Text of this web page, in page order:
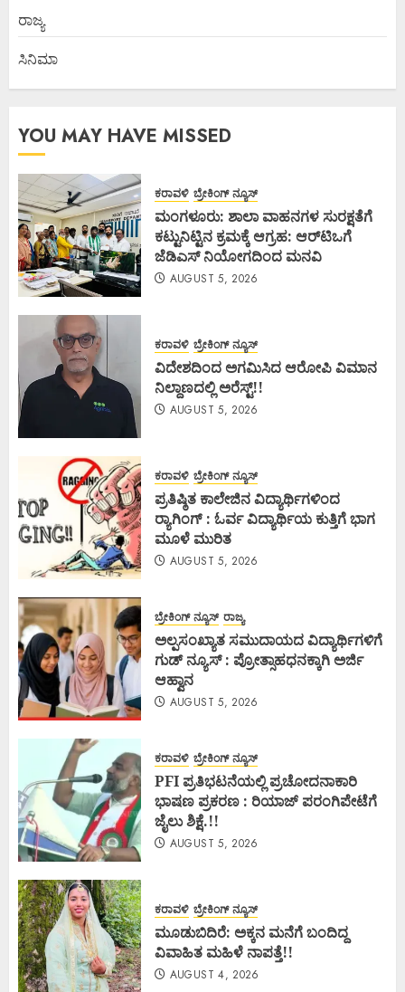
ರಾಜ್ಯ
ಸಿನಿಮಾ
YOU MAY HAVE MISSED
ಕರಾವಳಿ ಬ್ರೇಕಿಂಗ್ ನ್ಯೂಸ್
ಮಂಗಳೂರು: ಶಾಲಾ ವಾಹನಗಳ ಸುರಕ್ಷತೆಗೆ
ಕಟ್ಟುನಿಟ್ಟಿನ ಕ್ರಮಕ್ಕೆ ಆಗ್ರಹ: ಆರ್‌ಟಿಒಗೆ
ಜೆಡಿಎಸ್ ನಿಯೋಗದಿಂದ ಮನವಿ
AUGUST 5, 2026
ಕರಾವಳಿ ಬ್ರೇಕಿಂಗ್ ನ್ಯೂಸ್
ವಿದೇಶದಿಂದ ಅಗಮಿಸಿದ ಆರೋಪಿ ವಿಮಾನ
ನಿಲ್ದಾಣದಲ್ಲಿ ಅರೆಸ್ಟ್‌!!
AUGUST 5, 2026
ಕರಾವಳಿ ಬ್ರೇಕಿಂಗ್ ನ್ಯೂಸ್
ಪ್ರತಿಷ್ಠಿತ ಕಾಲೇಜಿನ ವಿದ್ಯಾರ್ಥಿಗಳಿಂದ
ರ‍್ಯಾಗಿಂಗ್ : ಓರ್ವ ವಿದ್ಯಾರ್ಥಿಯ ಕುತ್ತಿಗೆ ಭಾಗ
ಮೂಳೆ ಮುರಿತ
AUGUST 5, 2026
ಬ್ರೇಕಿಂಗ್ ನ್ಯೂಸ್ ರಾಜ್ಯ
ಅಲ್ಪಸಂಖ್ಯಾತ ಸಮುದಾಯದ ವಿದ್ಯಾರ್ಥಿಗಳಿಗೆ
ಗುಡ್ ನ್ಯೂಸ್ : ಪ್ರೋತ್ಸಾಹಧನಕ್ಕಾಗಿ ಅರ್ಜಿ
ಆಹ್ವಾನ
AUGUST 5, 2026
ಕರಾವಳಿ ಬ್ರೇಕಿಂಗ್ ನ್ಯೂಸ್
PFI ಪ್ರತಿಭಟನೆಯಲ್ಲಿ ಪ್ರಚೋದನಾಕಾರಿ
ಭಾಷಣ ಪ್ರಕರಣ : ರಿಯಾಜ್ ಪರಂಗಿಪೇಟೆಗೆ
ಜೈಲು ಶಿಕ್ಷೆ.!!
AUGUST 5, 2026
ಕರಾವಳಿ ಬ್ರೇಕಿಂಗ್ ನ್ಯೂಸ್
ಮೂಡುಬಿದಿರೆ: ಅಕ್ಕನ ಮನೆಗೆ ಬಂದಿದ್ದ
ವಿವಾಹಿತ ಮಹಿಳೆ ನಾಪತ್ತೆ!!
AUGUST 4, 2026